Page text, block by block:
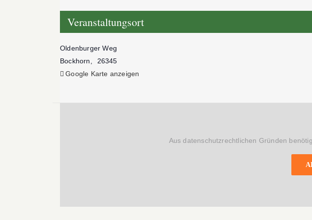
Veranstaltungsort
Oldenburger Weg
Bockhorn
26345
Google Karte anzeigen
Aus datenschutzrechtlichen Gründen